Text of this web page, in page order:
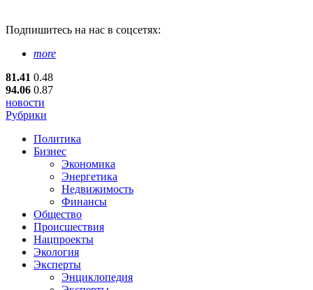
Подпишитесь на нас в соцсетях:
more
81.41 0.48
94.06 0.87
новости
Рубрики
Политика
Бизнес
Экономика
Энергетика
Недвижимость
Финансы
Общество
Происшествия
Нацпроекты
Экология
Эксперты
Энциклопедия